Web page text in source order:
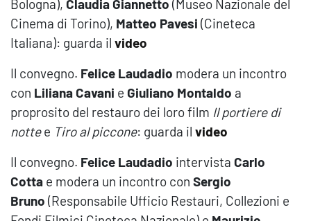
Bologna), Claudia Giannetto (Museo Nazionale del
Cinema di Torino), Matteo Pavesi (Cineteca
Italiana): guarda il video
Il convegno. Felice Laudadio modera un incontro
con Liliana Cavani e Giuliano Montaldo a
proprosito del restauro dei loro film Il portiere di
nottee Tiro al piccone: guarda il video
Il convegno. Felice Laudadio intervista Carlo
Cotta e modera un incontro con Sergio
Bruno (Responsabile Ufficio Restauri, Collezioni e